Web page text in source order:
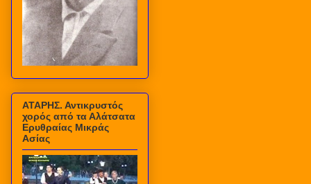
ΑΤΑΡΗΣ. Αντικρυστός
χορός από τα Αλάτσατα
Ερυθραίας Μικράς
Ασίας